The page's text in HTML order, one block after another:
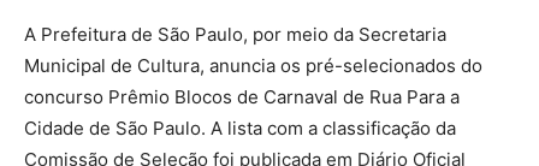
A Prefeitura de São Paulo, por meio da Secretaria
Municipal de Cultura, anuncia os pré-selecionados do
concurso Prêmio Blocos de Carnaval de Rua Para a
Cidade de São Paulo. A lista com a classificação da
Comissão de Seleção foi publicada em Diário Oficial